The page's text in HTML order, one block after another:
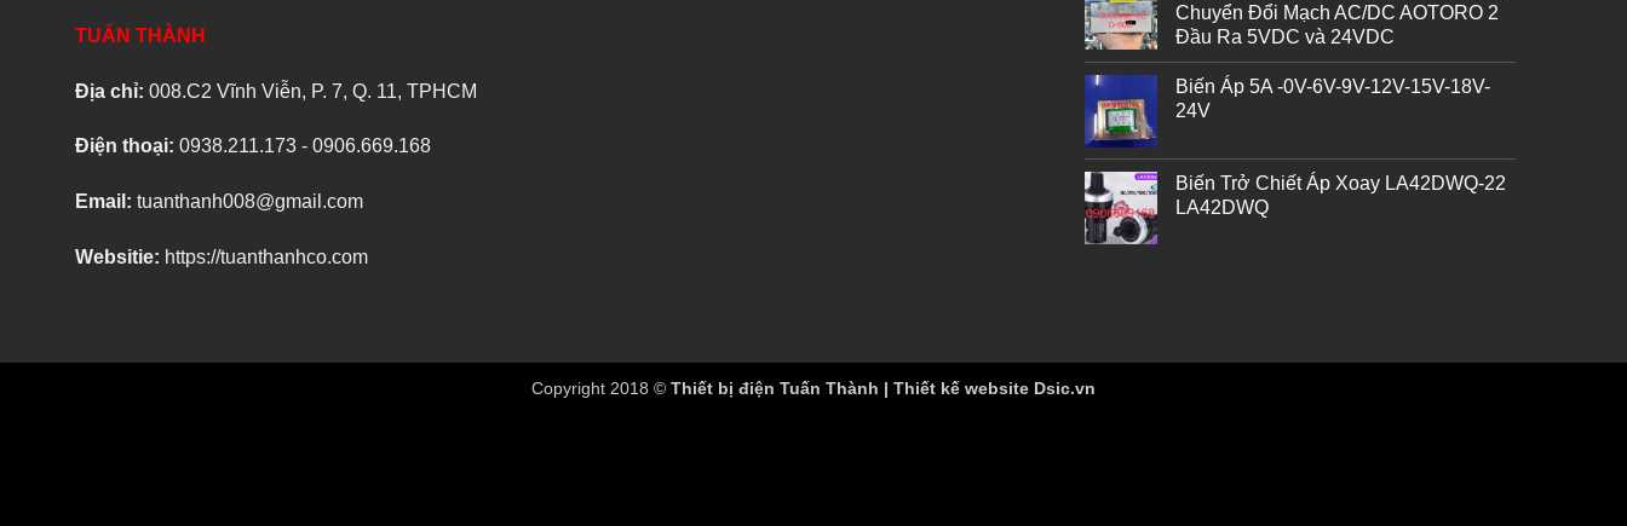
TUẤN THÀNH
Địa chỉ: 008.C2 Vĩnh Viễn, P. 7, Q. 11, TPHCM
Điện thoại: 0938.211.173 - 0906.669.168
Email: tuanthanh008@gmail.com
Websitie: https://tuanthanhco.com
Chuyển Đổi Mạch AC/DC AOTORO 2
Đầu Ra 5VDC và 24VDC
Biến Áp 5A -0V-6V-9V-12V-15V-18V-
24V
Biến Trở Chiết Áp Xoay LA42DWQ-22
LA42DWQ
Copyright 2018 © Thiết bị điện Tuấn Thành | Thiết kế website Dsic.vn